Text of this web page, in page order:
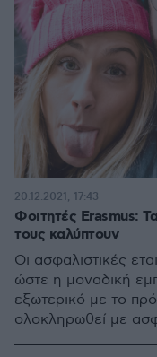
Φοιτητές Erasmus:
τους καλύπτουν
Οι ασφαλιστικές
ώστε η μοναδική
εξωτερικό με το
ολοκληρωθεί με
20.12.2021, 17:43